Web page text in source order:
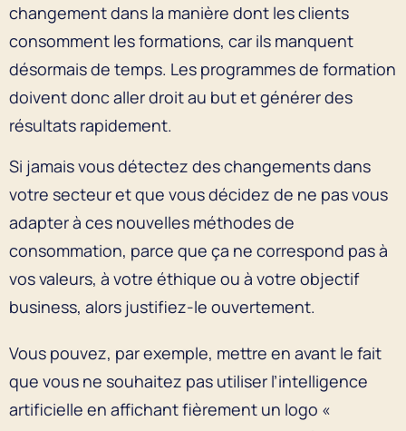
changement dans la manière dont les clients
consomment les formations, car ils manquent
désormais de temps. Les programmes de formation
doivent donc aller droit au but et générer des
résultats rapidement.
Si jamais vous détectez des changements dans
votre secteur et que vous décidez de ne pas vous
adapter à ces nouvelles méthodes de
consommation, parce que ça ne correspond pas à
vos valeurs, à votre éthique ou à votre objectif
business, alors justifiez-le ouvertement.
Vous pouvez, par exemple, mettre en avant le fait
que vous ne souhaitez pas utiliser l’intelligence
artificielle en affichant fièrement un logo «